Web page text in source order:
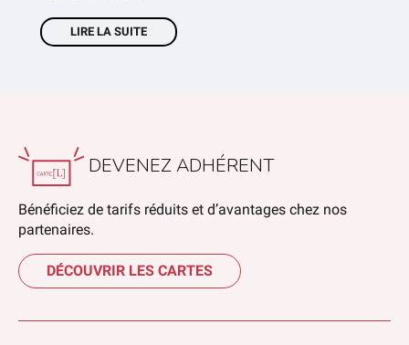
LIRE LA SUITE
DEVENEZ ADHÉRENT
Bénéficiez de tarifs réduits et d’avantages chez nos
partenaires.
DÉCOUVRIR LES CARTES